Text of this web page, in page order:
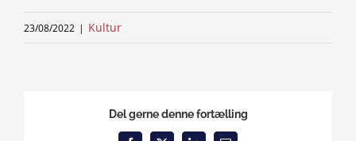
23/08/2022 | Kultur
Del gerne denne fortælling